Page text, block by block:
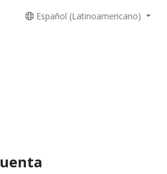
Español (Latinoamericano)